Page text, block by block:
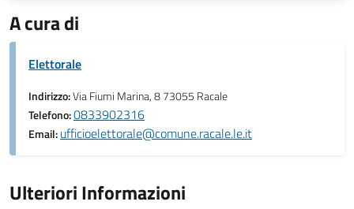
A cura di
Elettorale
Indirizzo:Via Fiumi Marina, 8 73055 Racale
Telefono:0833902316
Email:ufficioelettorale@comune.racale.le.it
Ulteriori Informazioni